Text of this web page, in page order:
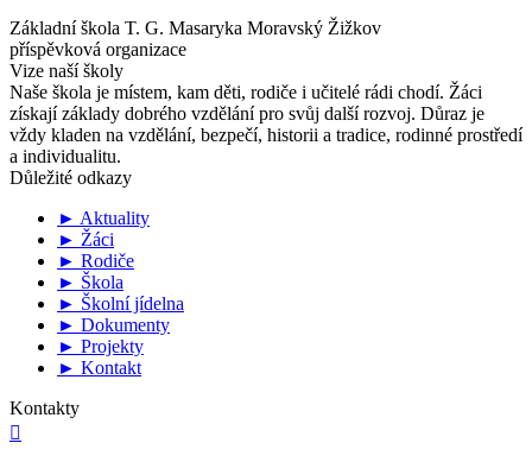
Základní škola T. G. Masaryka Moravský Žižkov
příspěvková organizace
Vize naší školy
Naše škola je místem, kam děti, rodiče i učitelé rádi chodí. Žáci
získají základy dobrého vzdělání pro svůj další rozvoj. Důraz je
vždy kladen na vzdělání, bezpečí, historii a tradice, rodinné prostředí
a individualitu.
Důležité odkazy
► Aktuality
► Žáci
► Rodiče
► Škola
► Školní jídelna
► Dokumenty
► Projekty
► Kontakt
Kontakty
